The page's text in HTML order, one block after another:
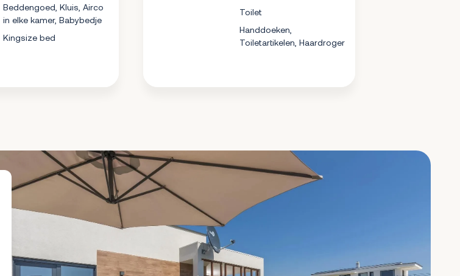
Beddengoed, Kluis, Airco
in elke kamer, Babybedje
Kingsize bed
Toilet
Handdoeken,
Toiletartikelen, Haardroger